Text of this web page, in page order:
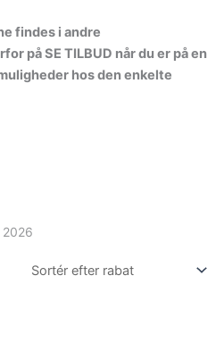
findes i andre
på SE TILBUD når du er på en
hos den enkelte
2026